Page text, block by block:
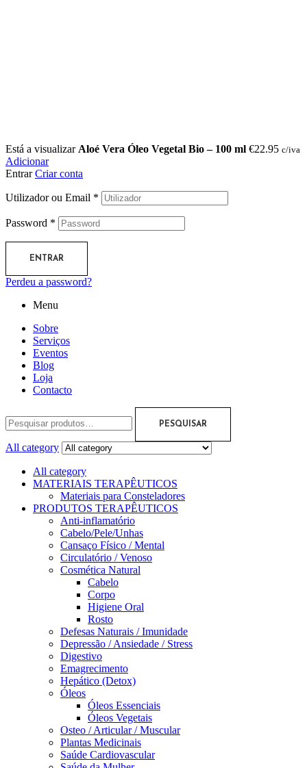
Está a visualizar Aloé Vera Óleo Vegetal Bio – 100 ml €22.95 c/iva
Adicionar
Entrar Criar conta
Utilizador ou Email *
Password *
ENTRAR
Perdeu a password?
Menu
Sobre
Serviços
Eventos
Blog
Loja
Contacto
PESQUISAR
All category
All category
MATERIAIS TERAPÊUTICOS
Materiais para Consteladores
PRODUTOS TERAPÊUTICOS
Anti-inflamatório
Cabelo/Pele/Unhas
Cansaço Físico / Mental
Circulatório / Venoso
Cosmética Natural
Cabelo
Corpo
Higiene Oral
Rosto
Defesas Naturais / Imunidade
Depressão / Ansiedade / Stress
Digestivo
Emagrecimento
Hepático (Detox)
Óleos
Óleos Essenciais
Óleos Vegetais
Osteo / Articular / Muscular
Plantas Medicinais
Saúde Cardiovascular